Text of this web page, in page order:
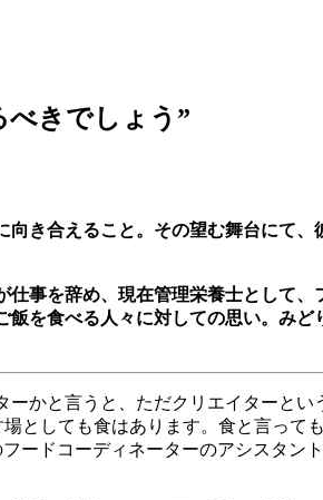
きでしょう ”
き合えること。その望む舞台にて、
事を辞め、現在管理栄養士として、
を食べる人々に対しての思い。みど
ーかと言うと、ただクリエイターとい
としても食はあります。食と言って
フードコーディネーターのアシスタン